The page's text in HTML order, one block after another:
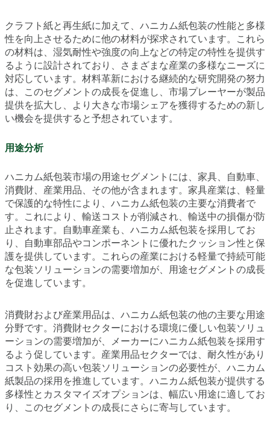
クラフト紙と再生紙に加えて、ハニカム紙包装の性能と多様
性を向上させるために他の材料が探求されています。これら
の材料は、湿気耐性や強度の向上などの特定の特性を提供す
るように設計されており、さまざまな産業の多様なニーズに
対応しています。材料革新における継続的な研究開発の努力
は、このセグメントの成長を促進し、市場プレーヤーが製品
提供を拡大し、より大きな市場シェアを獲得するための新し
い機会を提供すると予想されています。
用途分析
ハニカム紙包装市場の用途セグメントには、家具、自動車、
消費財、産業用品、その他が含まれます。家具産業は、軽量
で保護的な特性により、ハニカム紙包装の主要な消費者で
す。これにより、輸送コストが削減され、輸送中の損傷が防
止されます。自動車産業も、ハニカム紙包装を採用してお
り、自動車部品やコンポーネントに優れたクッション性と保
護を提供しています。これらの産業における軽量で持続可能
な包装ソリューションの需要増加が、用途セグメントの成長
を促進しています。
消費財および産業用品は、ハニカム紙包装の他の主要な用途
分野です。消費財セクターにおける環境に優しい包装ソリュ
ーションの需要増加が、メーカーにハニカム紙包装を採用す
るよう促しています。産業用品セクターでは、耐久性があり
コスト効果の高い包装ソリューションの必要性が、ハニカム
紙製品の採用を推進しています。ハニカム紙包装が提供する
多様性とカスタマイズオプションは、幅広い用途に適してお
り、このセグメントの成長にさらに寄与しています。